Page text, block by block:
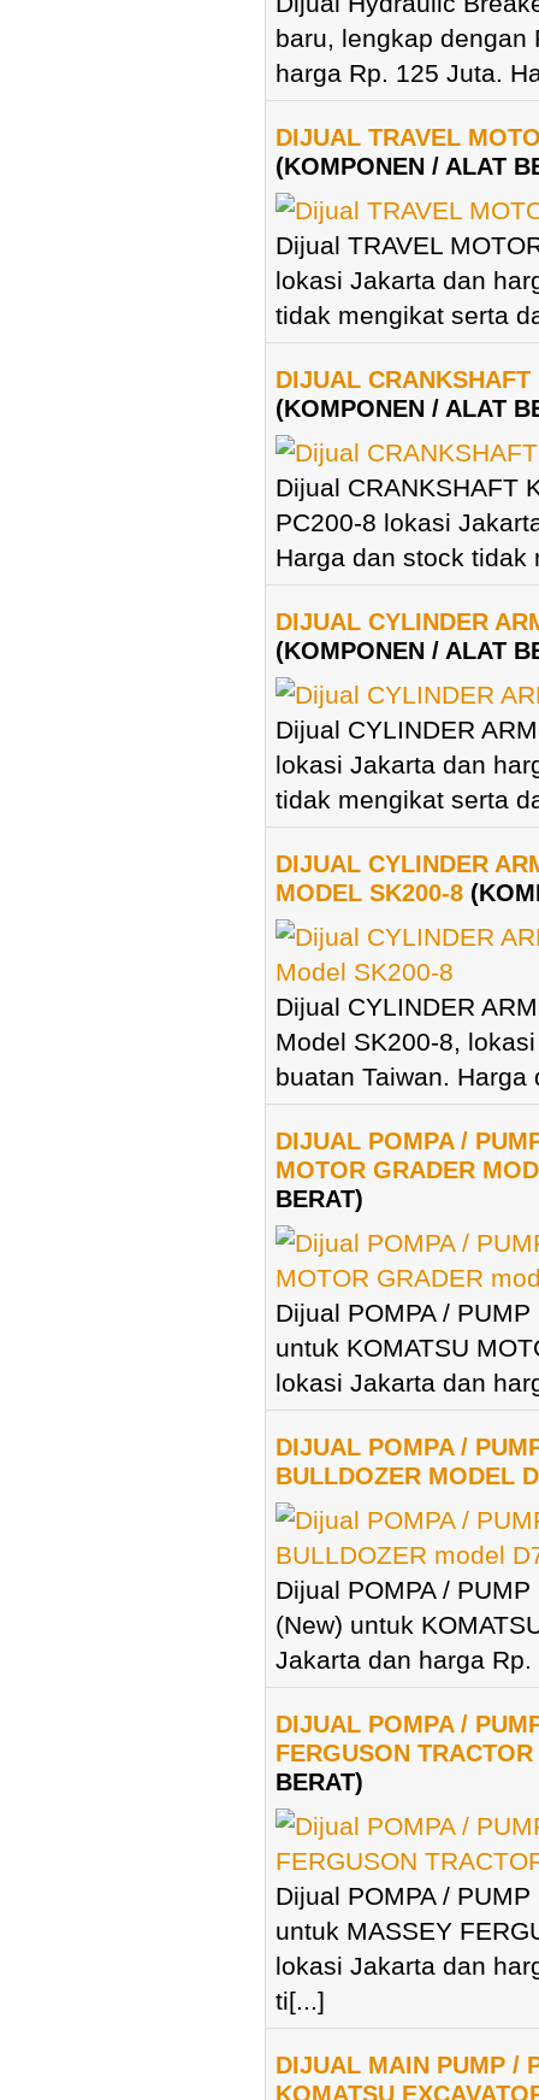
baru, lengkap dengan
harga Rp. 125 Juta.
DIJUAL TRAVEL
(KOMPONEN / ALAT
Dijual TRAVEL
lokasi Jakarta dan
tidak mengikat serta
DIJUAL
(KOMPONEN / ALAT
Dijual CRANKSHAFT
PC200-8 lokasi
Harga dan stock tidak
DIJUAL CYLINDER
(KOMPONEN / ALAT
Dijual CYLINDER
lokasi Jakarta dan
tidak mengikat serta
DIJUAL CYLINDER
MODEL SK200-8
Dijual CYLINDER
Model SK200-8,
buatan Taiwan.
DIJUAL POMPA /
MOTOR GRADER
BERAT)
Dijual POMPA /
untuk KOMATSU
lokasi Jakarta dan
DIJUAL POMPA /
BULLDOZER MODEL
Dijual POMPA /
(New) untuk
Jakarta dan harga
DIJUAL POMPA /
FERGUSON
BERAT)
Dijual POMPA /
untuk MASSEY
lokasi Jakarta dan
ti[...]
DIJUAL MAIN PUMP /
KOMATSU